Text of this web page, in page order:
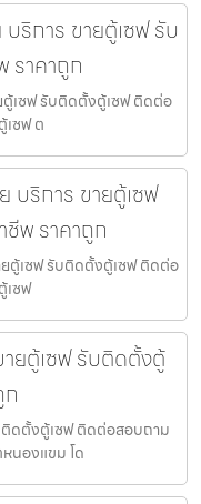
ริการ ขายตู้เซฟ รับ
ราคาถูก
ตู้เซฟ รับติดตั้งตู้เซฟ ติดต่อ
เซฟ ต
บริการ ขายตู้เซฟ
พ ราคาถูก
ยตู้เซฟ รับติดตั้งตู้เซฟ ติดต่อ
เซฟ
ยตู้เซฟ รับติดตั้งตู้
ติดตั้งตู้เซฟ ติดต่อสอบถาม
นองแขม โด